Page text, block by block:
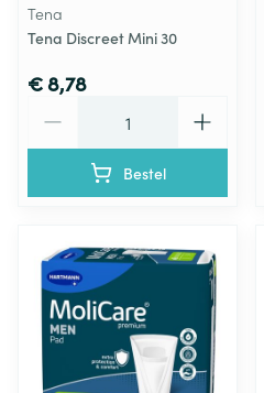
Tena
Tena Discreet Mini 30
€ 8,78
Bestel